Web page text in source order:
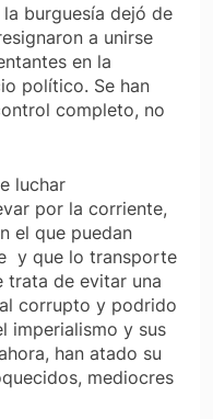
burguesía dejó de
a unirse
en la
político. Se han
completo, no
luchar
por la corriente,
el que puedan
y que lo transporte
trata de evitar una
corrupto y podrido
imperialismo y sus
han atado su
mediocres